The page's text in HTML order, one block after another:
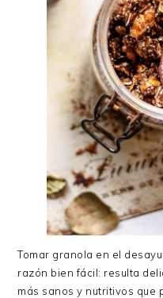
Tomar granola en el
razón bien fácil: resulta
más sanos y nutritivos que